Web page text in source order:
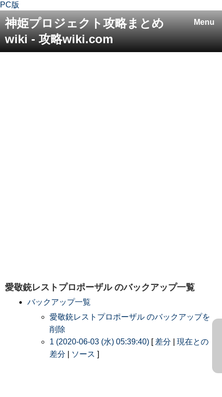
PC版
Menu
神姫プロジェクト攻略まとめ
wiki - 攻略wiki.com
愛敬銃レストプロポーザルのバックアップ一覧
バックアップ一覧
愛敬銃レストプロポーザル のバックアップを
削除
1 (2020-06-03 (水) 05:39:40) [ 差分
現在との
差分
ソース ]